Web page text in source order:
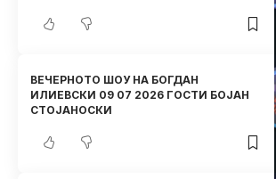
ВЕЧЕРНОТО ШОУ НА БОГДАН
ИЛИЕВСКИ 09 07 2026 ГОСТИ БОЈАН
СТОЈАНОСКИ